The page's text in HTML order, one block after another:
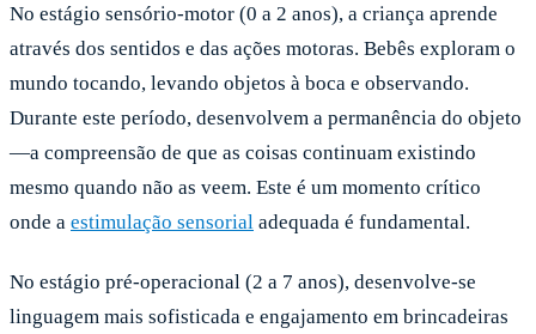
No estágio sensório-motor (0 a 2 anos), a criança aprende
através dos sentidos e das ações motoras. Bebês exploram o
mundo tocando, levando objetos à boca e observando.
Durante este período, desenvolvem a permanência do objeto
—a compreensão de que as coisas continuam existindo
mesmo quando não as veem. Este é um momento crítico
onde a estimulação sensorial adequada é fundamental.
No estágio pré-operacional (2 a 7 anos), desenvolve-se
linguagem mais sofisticada e engajamento em brincadeiras